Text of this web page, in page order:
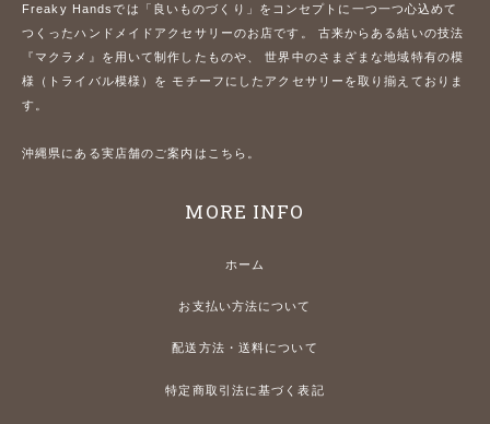
Freaky Handsでは「良いものづくり」をコンセプトに一つ一つ心込めて
つくったハンドメイドアクセサリーのお店です。 古来からある結いの技法
『マクラメ』を用いて制作したものや、 世界中のさまざまな地域特有の模
様（トライバル模様）を モチーフにしたアクセサリーを取り揃えておりま
す。
沖縄県にある実店舗のご案内はこちら。
MORE INFO
ホーム
お支払い方法について
配送方法・送料について
特定商取引法に基づく表記